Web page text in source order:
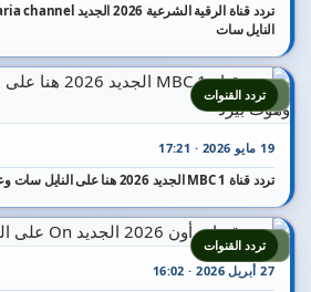
النايل سات
5
19 مايو 2026 · 17:21
تردد قناة MBC 1 الجديد 2026 هنا على النايل سات وعرب سات وهوت بيرد
تردد القنوات
6
27 أبريل 2026 · 16:02
تردد القنوات